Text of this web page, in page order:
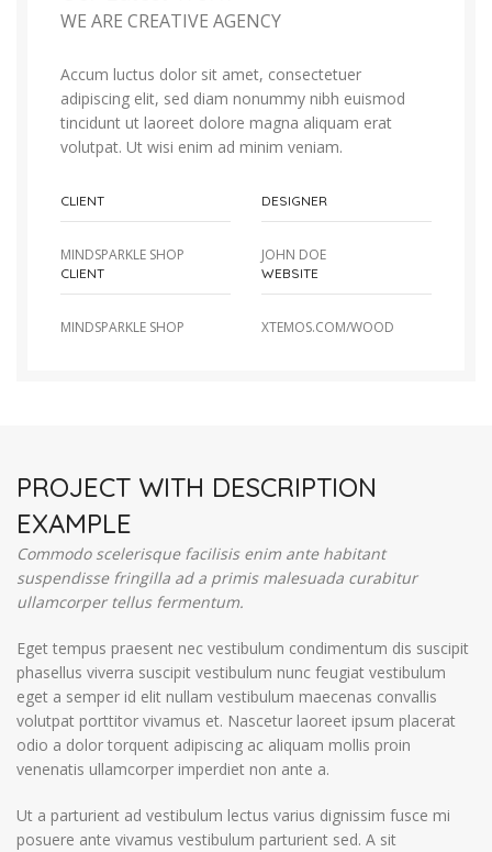
WE ARE CREATIVE AGENCY
Accum luctus dolor sit amet, consectetuer
adipiscing elit, sed diam nonummy nibh euismod
tincidunt ut laoreet dolore magna aliquam erat
volutpat. Ut wisi enim ad minim veniam.
CLIENT
MINDSPARKLE SHOP
DESIGNER
JOHN DOE
CLIENT
MINDSPARKLE SHOP
WEBSITE
XTEMOS.COM/WOOD
PROJECT WITH DESCRIPTION
EXAMPLE
Commodo scelerisque facilisis enim ante habitant
suspendisse fringilla ad a primis malesuada curabitur
ullamcorper tellus fermentum.
Eget tempus praesent nec vestibulum condimentum dis suscipit
phasellus viverra suscipit vestibulum nunc feugiat vestibulum
eget a semper id elit nullam vestibulum maecenas convallis
volutpat porttitor vivamus et. Nascetur laoreet ipsum placerat
odio a dolor torquent adipiscing ac aliquam mollis proin
venenatis ullamcorper imperdiet non ante a.
Ut a parturient ad vestibulum lectus varius dignissim fusce mi
posuere ante vivamus vestibulum parturient sed. A sit